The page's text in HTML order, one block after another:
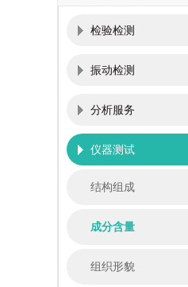
检验检测
振动检测
分析服务
仪器测试
结构组成
成分含量
组织形貌